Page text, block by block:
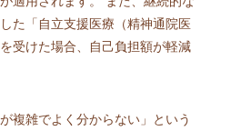
た「自立支援医療（精神通院医
受けた場合、自己負担額が軽減
複雑でよく分からない」という